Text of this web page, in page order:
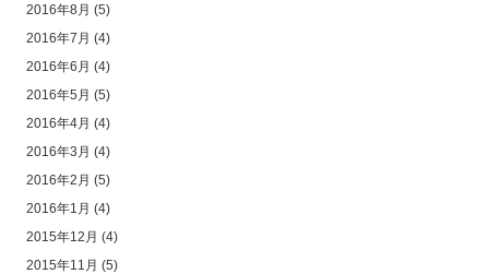
2016年8月 (5)
2016年7月 (4)
2016年6月 (4)
2016年5月 (5)
2016年4月 (4)
2016年3月 (4)
2016年2月 (5)
2016年1月 (4)
2015年12月 (4)
2015年11月 (5)